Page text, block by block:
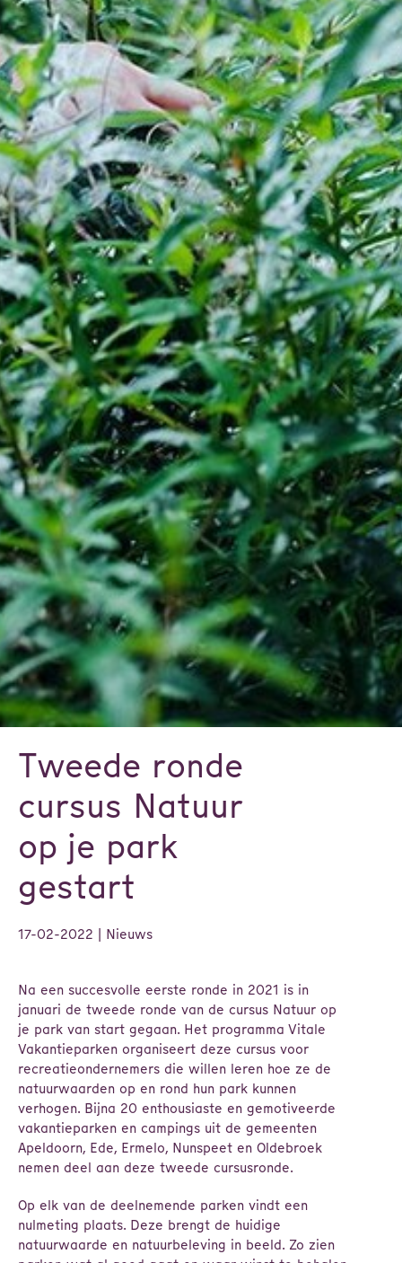
Tweede ronde
cursus Natuur
op je park
gestart
17-02-2022 | Nieuws
Na een succesvolle eerste ronde in 2021 is in
januari de tweede ronde van de cursus Natuur op
je park van start gegaan. Het programma Vitale
Vakantieparken organiseert deze cursus voor
recreatieondernemers die willen leren hoe ze de
natuurwaarden op en rond hun park kunnen
verhogen. Bijna 20 enthousiaste en gemotiveerde
vakantieparken en campings uit de gemeenten
Apeldoorn, Ede, Ermelo, Nunspeet en Oldebroek
nemen deel aan deze tweede cursusronde.
Op elk van de deelnemende parken vindt een
nulmeting plaats. Deze brengt de huidige
natuurwaarde en natuurbeleving in beeld. Zo zien